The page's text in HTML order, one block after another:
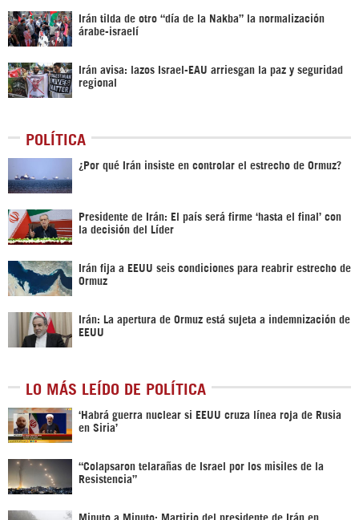
Irán tilda de otro “día de la Nakba” la normalización
árabe-israelí
Irán avisa: lazos Israel-EAU arriesgan la paz y seguridad
regional
POLÍTICA
¿Por qué Irán insiste en controlar el estrecho de Ormuz?
Presidente de Irán: El país será firme ‘hasta el final’ con
la decisión del Líder
Irán fija a EEUU seis condiciones para reabrir estrecho de
Ormuz
Irán: La apertura de Ormuz está sujeta a indemnización de
EEUU
LO MÁS LEÍDO DE POLÍTICA
‎‘Habrá guerra nuclear si EEUU cruza línea roja de Rusia
en Siria’‎
“Colapsaron telarañas de Israel por los misiles de la
Resistencia”
Minuto a Minuto: Martirio del presidente de Irán en